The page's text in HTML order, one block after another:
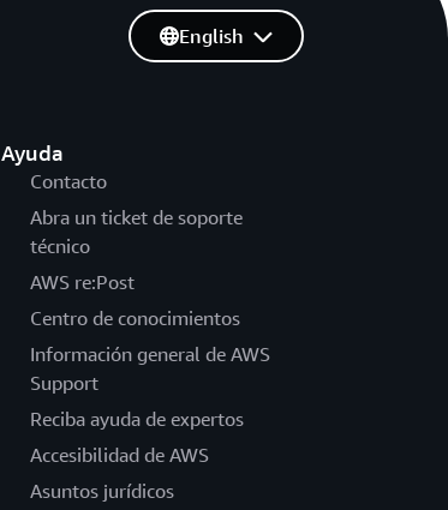
Ayuda
Contacto
Abra un ticket de soporte
técnico
AWS re:Post
Centro de conocimientos
Información general de AWS
Support
Reciba ayuda de expertos
Accesibilidad de AWS
Asuntos jurídicos
English